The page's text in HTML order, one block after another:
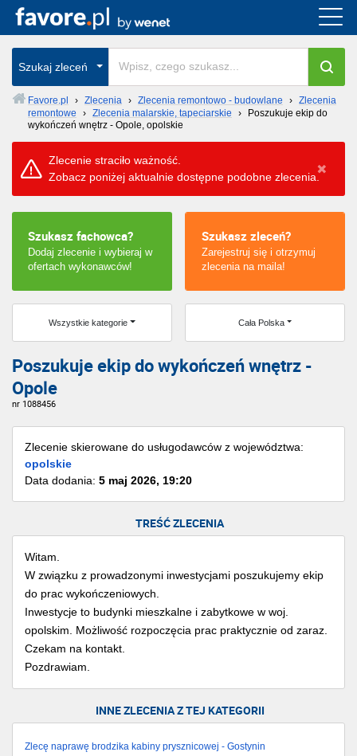
Szukaj zleceń
Favore.pl › Zlecenia › Zlecenia remontowo - budowlane › Zlecenia
remontowe
› Zlecenia malarskie, tapeciarskie ›
Poszukuje ekip do
wykończeń wnętrz - Opole, opolskie
Zlecenie straciło ważność.
Zobacz poniżej aktualnie dostępne podobne zlecenia.
Szukasz fachowca?
Dodaj zlecenie i wybieraj w
ofertach wykonawców!
Szukasz zleceń?
Zarejestruj się i otrzymuj
zlecenia na maila!
Wszystkie kategorie Cała Polska
Poszukuje ekip do wykończeń wnętrz -
Opole
nr 1088456
Zlecenie skierowane do usługodawców z województwa:
opolskie
Data dodania: 5 maj 2026, 19:20
TREŚĆ ZLECENIA
Witam.
W związku z prowadzonymi inwestycjami poszukujemy ekip
do prac wykończeniowych.
Inwestycje to budynki mieszkalne i zabytkowe w woj.
opolskim. Możliwość rozpoczęcia prac praktycznie od zaraz.
Czekam na kontakt.
Pozdrawiam.
INNE ZLECENIA Z TEJ KATEGORII
Zlecę naprawę brodzika kabiny prysznicowej - Gostynin
Cała Polska
wszystkie w całym kraju